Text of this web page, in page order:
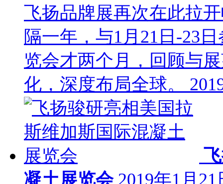
飞扬品牌展再次在此拉
隔一年，与1月21日-23
览会才两个月，回顾与
化，深度布局全球。
凝土展览会 2019年1月